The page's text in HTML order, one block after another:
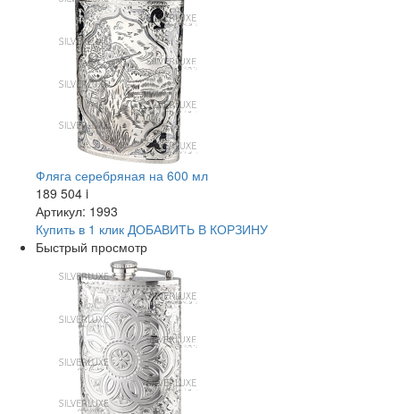
Фляга серебряная на 600 мл
189 504 i
Артикул: 1993
Купить в 1 клик ДОБАВИТЬ В КОРЗИНУ
Быстрый просмотр